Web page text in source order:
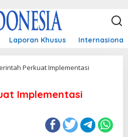
Laporan Khusus Internasional
Perkuat Implementasi
Implementasi